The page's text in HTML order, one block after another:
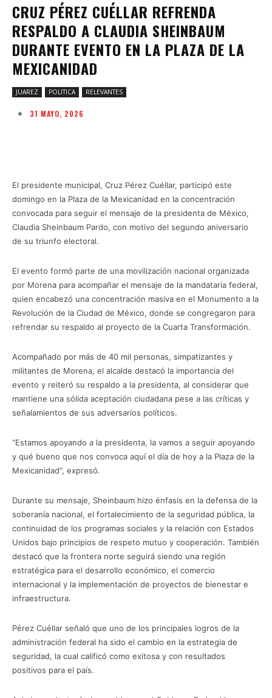
CRUZ PÉREZ CUÉLLAR REFRENDA
RESPALDO A CLAUDIA SHEINBAUM
DURANTE EVENTO EN LA PLAZA DE LA
MEXICANIDAD
JUAREZ POLITICA RELEVANTES
31 MAYO, 2026
El presidente municipal, Cruz Pérez Cuéllar, participó este
domingo en la Plaza de la Mexicanidad en la concentración
convocada para seguir el mensaje de la presidenta de México,
Claudia Sheinbaum Pardo, con motivo del segundo aniversario
de su triunfo electoral.
El evento formó parte de una movilización nacional organizada
por Morena para acompañar el mensaje de la mandataria federal,
quien encabezó una concentración masiva en el Monumento a la
Revolución de la Ciudad de México, donde se congregaron para
refrendar su respaldo al proyecto de la Cuarta Transformación.
Acompañado por más de 40 mil personas, simpatizantes y
militantes de Morena, el alcalde destacó la importancia del
evento y reiteró su respaldo a la presidenta, al considerar que
mantiene una sólida aceptación ciudadana pese a las críticas y
señalamientos de sus adversarios políticos.
“Estamos apoyando a la presidenta, la vamos a seguir apoyando
y qué bueno que nos convoca aquí el día de hoy a la Plaza de la
Mexicanidad”, expresó.
Durante su mensaje, Sheinbaum hizo énfasis en la defensa de la
soberanía nacional, el fortalecimiento de la seguridad pública, la
continuidad de los programas sociales y la relación con Estados
Unidos bajo principios de respeto mutuo y cooperación. También
destacó que la frontera norte seguirá siendo una región
estratégica para el desarrollo económico, el comercio
internacional y la implementación de proyectos de bienestar e
infraestructura.
Pérez Cuéllar señaló que uno de los principales logros de la
administración federal ha sido el cambio en la estrategia de
seguridad, la cual calificó como exitosa y con resultados
positivos para el país.